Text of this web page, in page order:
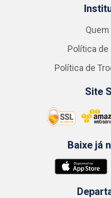
Política de
Política de
Site
Baixe já